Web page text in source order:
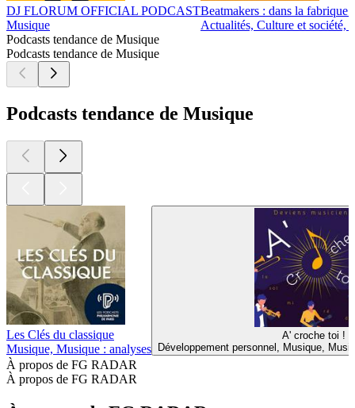
DJ FLORUM OFFICIAL PODCAST
Musique
Beatmakers : dans la fabrique
Actualités, Culture et société,
Podcasts tendance de Musique
Podcasts tendance de Musique
Podcasts tendance de Musique
Les Clés du classique
Musique, Musique : analyses
A' croche toi !
Développement personnel, Musique,
À propos de FG RADAR
À propos de FG RADAR